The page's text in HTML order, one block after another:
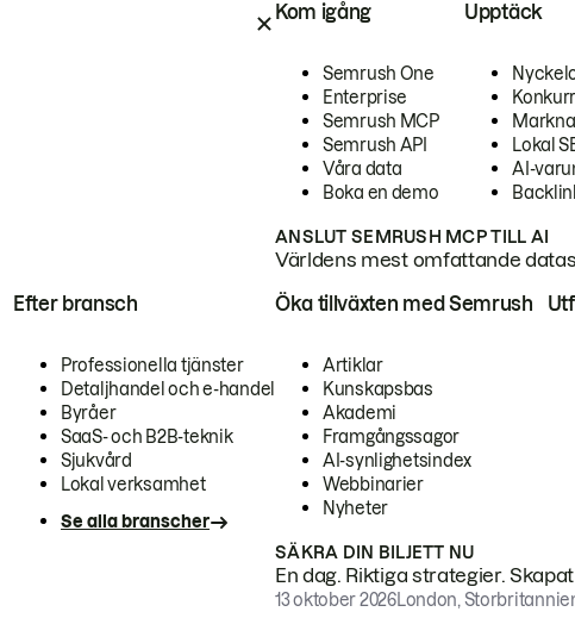
Kom igång
Semrush One
Enterprise
Semrush MCP
Semrush API
Våra data
Boka en demo
Upptäck
Lokal
AI-
ANSLUT SEMRUSH MCP TILL AI
Världens mest omfattande
Efter bransch
Professionella tjänster
Detaljhandel och e-handel
Byråer
SaaS- och B2B-teknik
Sjukvård
Lokal verksamhet
Se alla branscher
Öka tillväxten med Semrush
Artiklar
Kunskapsbas
Akademi
Framgångssagor
AI-synlighetsindex
Webbinarier
Nyheter
SÄKRA DIN BILJETT NU
En dag. Riktiga strategier.
13 oktober 2026London,